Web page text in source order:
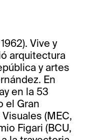
Vive y
arquitectura
y artes
En
en la 53
el Gran
(MEC,
Figari (BCU,